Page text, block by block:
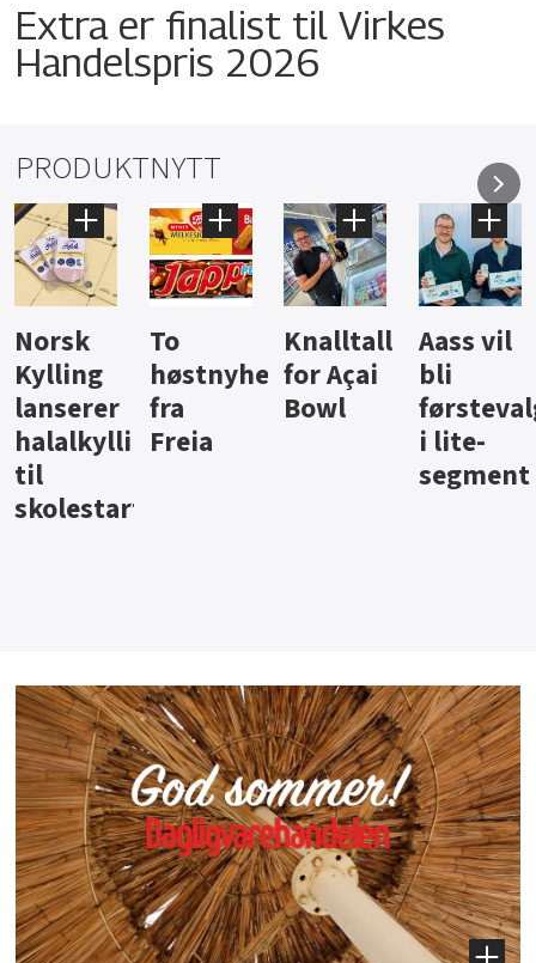
Extra er finalist til Virkes
Handelspris 2026
PRODUKTNYTT
Knalltall
for Açai
Bowl
Aass vil
bli
førstevalg
i lite-
Brus og
jus fra
Berentsen
Hard
iste fra
Hansa